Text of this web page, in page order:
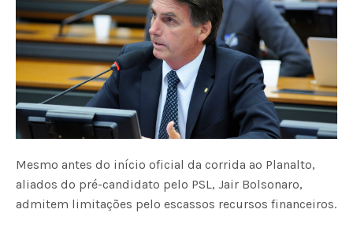
Mesmo antes do início oficial da corrida ao Planalto,
aliados do pré-candidato pelo PSL, Jair Bolsonaro,
admitem limitações pelo escassos recursos financeiros.